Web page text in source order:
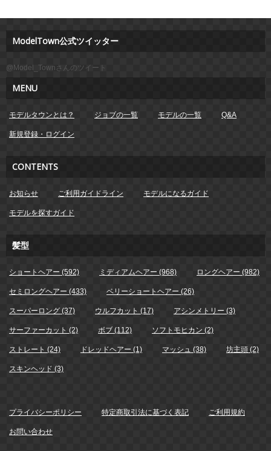
ModelTown公式ツイッター
@Model_Townさんのツイート
MENU
モデルタウンとは？ ジョブの一覧 モデルの一覧 Q&A
新規登録・ログイン
CONTENTS
お知らせ ご利用ガイドライン モデルになるガイド
モデルを探すガイド
髪型
ショートヘアー (592) ミディアムヘアー (968) ロングヘアー (982)
セミロングヘアー (433) ベリーショートヘアー (26)
スーパーロング (37) ウルフカット (17) アシンメトリー (3)
サーファーカット (2) ボブ (112) ソフトモヒカン (2)
ストレート (24) ドレッドヘアー (1) マッシュ (38) 坊主頭 (2)
スキンヘッド (3)
プライバシーポリシー 特定商取引法に基づく表記 ご利用規約
お問い合わせ